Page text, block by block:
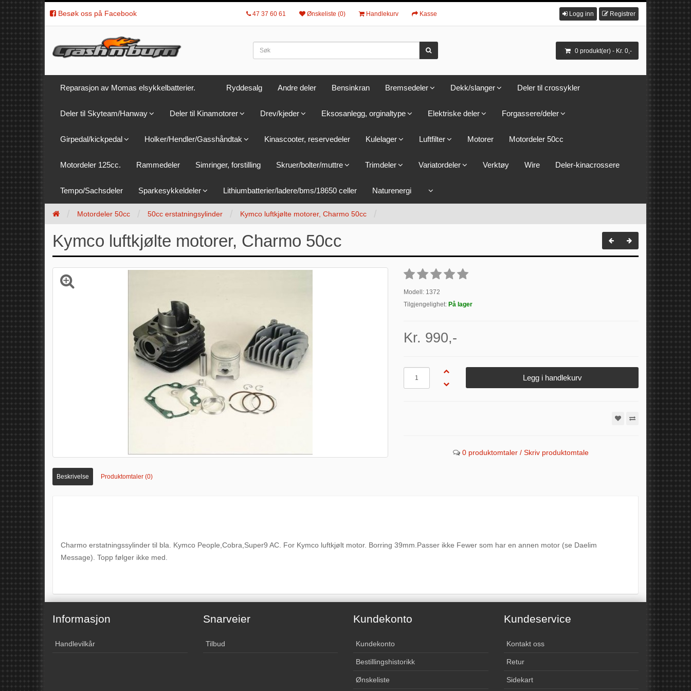
Besøk oss på Facebook 47 37 60 61 Ønskeliste (0) Handlekurv Kasse Logg inn Registrer
0 produkt(er) - Kr. 0,-
Reparasjon av Momas elsykkelbatterier. Ryddesalg Andre deler Bensinkran Bremsedeler Dekk/slanger Deler til crossykler
Deler til Skyteam/Hanway Deler til Kinamotorer Drev/kjeder Eksosanlegg, orginaltype Elektriske deler Forgassere/deler
Girpedal/kickpedal Holker/Hendler/Gasshåndtak Kinascooter, reservedeler Kulelager Luftfilter Motorer Motordeler 50cc
Motordeler 125cc. Rammedeler Simringer, forstilling Skruer/bolter/muttre Trimdeler Variatordeler Verktøy Wire Deler-kinacrossere
Tempo/Sachsdeler Sparkesykkeldeler Lithiumbatterier/ladere/bms/18650 celler Naturenergi
Motordeler 50cc 50cc erstatningsylinder Kymco luftkjølte motorer, Charmo 50cc
Kymco luftkjølte motorer, Charmo 50cc
Modell: 1372
Tilgjengelighet: På lager
Kr. 990,-
Legg i handlekurv
0 produktomtaler / Skriv produktomtale
Beskrivelse Produktomtaler (0)
Charmo erstatningssylinder til bla. Kymco People,Cobra,Super9 AC. For Kymco luftkjølt motor. Borring 39mm.Passer ikke Fewer som har en annen motor (se Daelim
Message). Topp følger ikke med.
Informasjon
Handlevilkår
Snarveier
Tilbud
Kundekonto
Kundekonto
Bestillingshistorikk
Ønskeliste
Kundeservice
Kontakt oss
Retur
Sidekart